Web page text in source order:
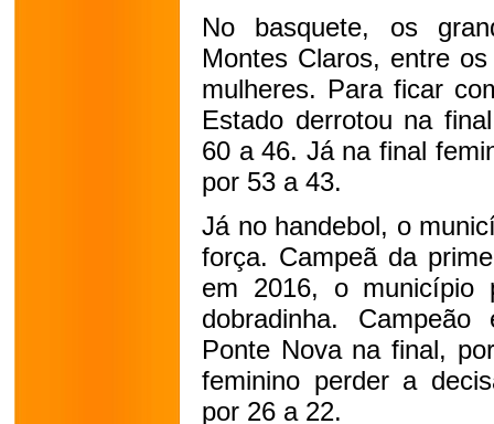
No basquete, os
Montes Claros, entre
mulheres. Para ficar
Estado derrotou na
60 a 46. Já na final
por 53 a 43.
Já no handebol, o
força. Campeã da
em 2016, o município
dobradinha.
Ponte Nova na final,
feminino perder a
por 26 a 22.